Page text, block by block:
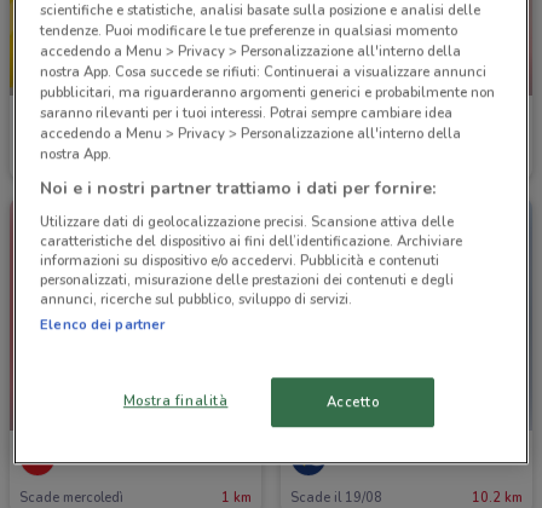
-5 GIORNI
Il Gigante
Scade mercoledì
NUOVO
Carrefour Market
-5 GIORNI
Bennet
Scade mercoledì 1 km
Euronics
Scade il 19/08 10.2 km
scientifiche e statistiche, analisi basate sulla posizione e analisi delle
tendenze. Puoi modificare le tue preferenze in qualsiasi momento
accedendo a Menu > Privacy > Personalizzazione all'interno della
nostra App. Cosa succede se rifiuti: Continuerai a visualizzare annunci
pubblicitari, ma riguarderanno argomenti generici e probabilmente non
saranno rilevanti per i tuoi interessi. Potrai sempre cambiare idea
accedendo a Menu > Privacy > Personalizzazione all'interno della
nostra App.
Noi e i nostri partner trattiamo i dati per fornire:
Utilizzare dati di geolocalizzazione precisi. Scansione attiva delle
caratteristiche del dispositivo ai fini dell’identificazione. Archiviare
informazioni su dispositivo e/o accedervi. Pubblicità e contenuti
personalizzati, misurazione delle prestazioni dei contenuti e degli
annunci, ricerche sul pubblico, sviluppo di servizi.
Elenco dei partner
Mostra finalità Accetto